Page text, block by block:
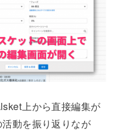
上から直接編集が
動を振り返りなが